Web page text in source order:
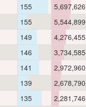
155 5,697,626
155 5,544,899
149 4,276,455
146 3,734,585
141 2,972,960
139 2,678,790
135 2,281,746